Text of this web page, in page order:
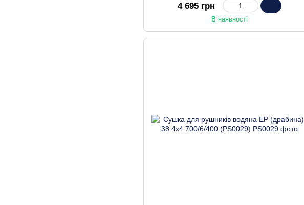
4 695 грн
В наявності